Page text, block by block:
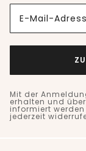
E-Mail-
Mit der
erhalten und
informiert
jederzeit